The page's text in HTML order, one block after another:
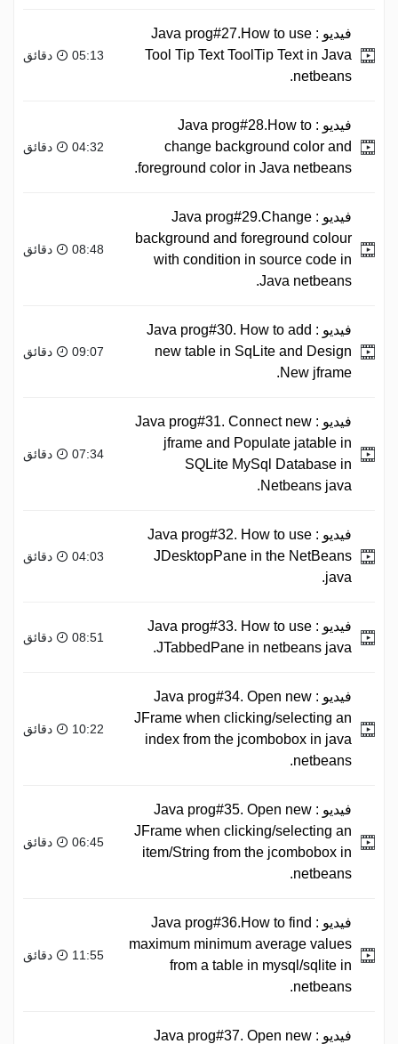
فيديو : Java prog#27.How to use
Tool Tip Text ToolTip Text in Java
netbeans.
05:13 دقائق
فيديو : Java prog#28.How to
change background color and
foreground color in Java netbeans.
04:32 دقائق
فيديو : Java prog#29.Change
background and foreground colour
with condition in source code in
Java netbeans.
08:48 دقائق
فيديو : Java prog#30. How to add
new table in SqLite and Design
New jframe.
09:07 دقائق
فيديو : Java prog#31. Connect new
jframe and Populate jatable in
SQLite MySql Database in
Netbeans java.
07:34 دقائق
فيديو : Java prog#32. How to use
JDesktopPane in the NetBeans
java.
04:03 دقائق
فيديو : Java prog#33. How to use
JTabbedPane in netbeans java.
08:51 دقائق
فيديو : Java prog#34. Open new
JFrame when clicking/selecting an
index from the jcombobox in java
netbeans.
10:22 دقائق
فيديو : Java prog#35. Open new
JFrame when clicking/selecting an
item/String from the jcombobox in
netbeans.
06:45 دقائق
فيديو : Java prog#36.How to find
maximum minimum average values
from a table in mysql/sqlite in
netbeans.
11:55 دقائق
فيديو : Java prog#37. Open new